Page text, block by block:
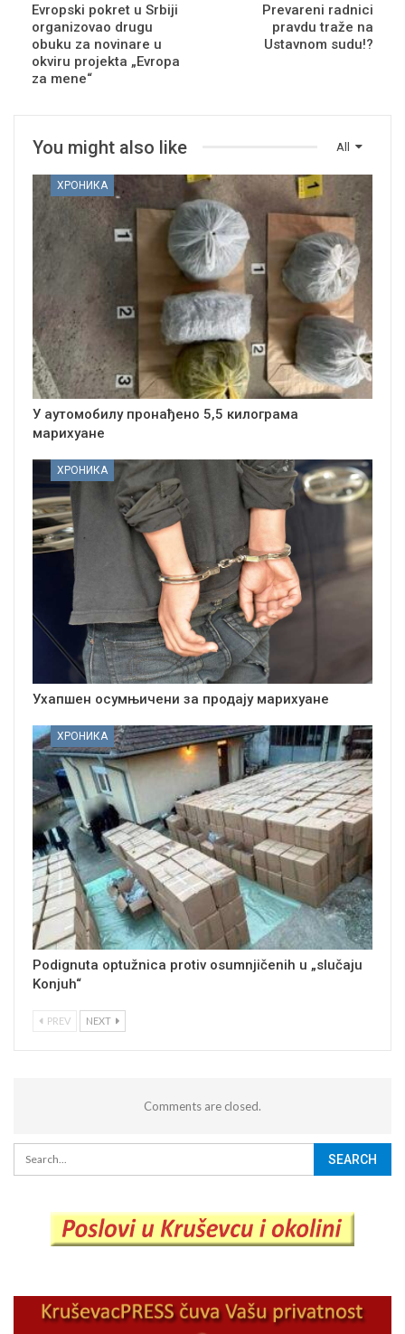
Evropski pokret u Srbiji
organizovao drugu
obuku za novinare u
okviru projekta „Evropa
za mene“
Prevareni radnici
pravdu traže na
Ustavnom sudu!?
All
You might also like
ХРОНИКА
У аутомобилу пронађено 5,5 килограма
марихуане
ХРОНИКА
Ухапшен осумњичени за продају марихуане
ХРОНИКА
Podignuta optužnica protiv osumnjičenih u „slučaju
Konjuh“
PREV NEXT
Comments are closed.